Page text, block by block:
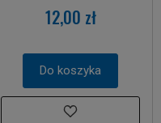
12,00 zł
Do koszyka